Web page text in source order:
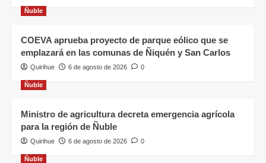
Ñuble
COEVA aprueba proyecto de parque eólico que se
emplazará en las comunas de Ñiquén y San Carlos
Quirihue 6 de agosto de 2026 0
Ñuble
Ministro de agricultura decreta emergencia agrícola
para la región de Ñuble
Quirihue 6 de agosto de 2026 0
Ñuble